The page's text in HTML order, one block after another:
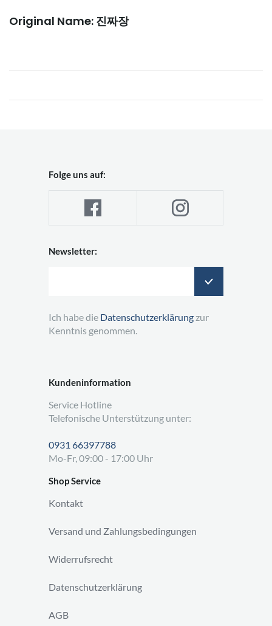
Original Name: 진짜장
Kundeninformation
Service Hotline
Telefonische Unterstützung unter:
0931 66397788
Mo-Fr, 09:00 - 17:00 Uhr
Shop Service
Kontakt
Versand und Zahlungsbedingungen
Widerrufsrecht
Datenschutzerklärung
AGB
Folge uns auf:
Newsletter:
Ich habe die Datenschutzerklärung zur
Kenntnis genommen.